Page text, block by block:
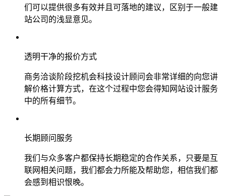
们可以提供很多有效并且可落地的建议，区别于一般建
站公司的浅显意见。
透明干净的报价方式
商务洽谈阶段挖机会科技设计顾问会非常详细的向您讲
解价格计算方式，在这个过程中您会得知网站设计服务
中的所有细节。
长期顾问服务
我们与众多客户都保持长期稳定的合作关系，只要是互
联网相关问题，我们都会力所能及帮助您，相信我们都
会感到相识恨晚。